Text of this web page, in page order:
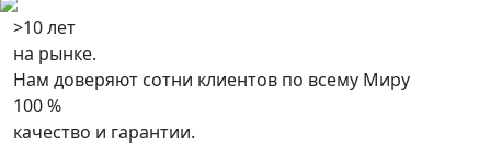
>10 лет
на рынке.
Нам доверяют сотни клиентов по всему Миру
100 %
качество и гарантии.